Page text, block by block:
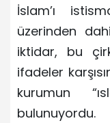
İslam’ı
üzerinden
iktidar, bu
ifadeler
kurumun
bulunuyordu.